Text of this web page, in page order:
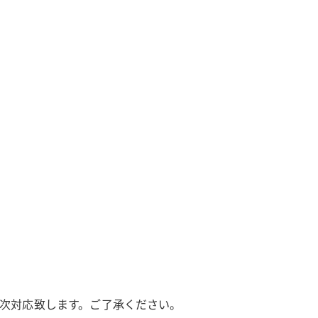
応致します。ご了承ください。